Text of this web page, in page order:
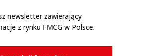
newsletter zawierający
z rynku FMCG w Polsce.